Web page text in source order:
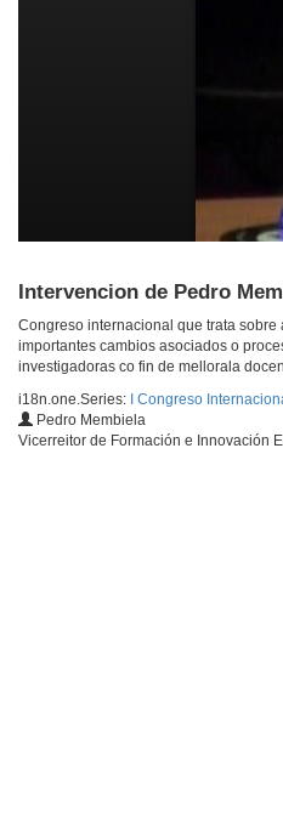
Intervencion de Pedro
Congreso internacional que trata
importantes cambios asociados o
investigadoras co fin de mellorala
i18n.one.Series:
I Congreso
Pedro Membiela
Vicerreitor de Formación e Innovación